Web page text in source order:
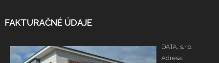
FAKTURAČNÉ ÚDAJE
DATA, s.r.o.
Adresa: